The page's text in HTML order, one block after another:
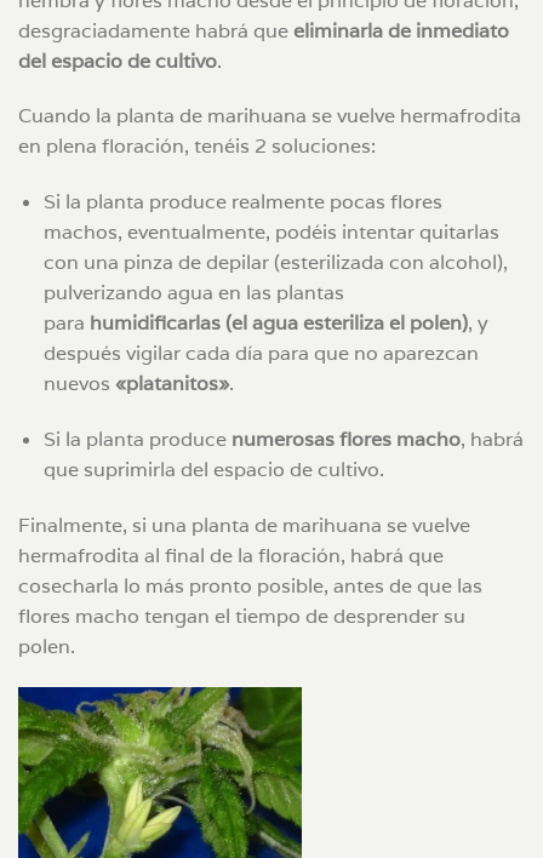
desgraciadamente habrá queeliminarla de inmediato
del espacio de cultivo.
Cuando la planta de marihuana se vuelve hermafrodita
en plena floración, tenéis 2 soluciones:
Si la planta produce realmente pocas flores
machos, eventualmente, podéis intentar quitarlas
con una pinza de depilar (esterilizada con alcohol),
pulverizando agua en las plantas
para humidificarlas (el agua esteriliza el polen), y
después vigilar cada día para que no aparezcan
nuevos «platanitos».
Si la planta produce numerosas flores macho, habrá
que suprimirla del espacio de cultivo.
Finalmente, si una planta de marihuana se vuelve
hermafrodita al final de la floración, habrá que
cosecharla lo más pronto posible, antes de que las
flores macho tengan el tiempo de desprender su
polen.